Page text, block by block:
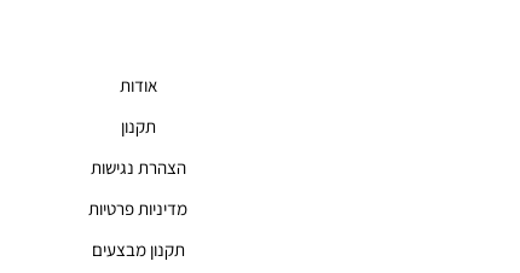
אודות
תקנון
הצהרת נגישות
מדיניות פרטיות
תקנון מבצעים